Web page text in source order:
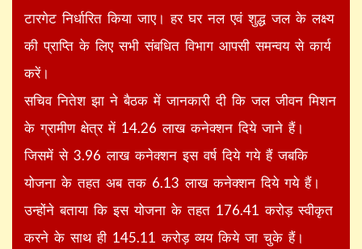
टारगेट निर्धारित किया जाए। हर घर नल एवं शुद्ध जल के लक्ष्य
की प्राप्ति के लिए सभी संबधित विभाग आपसी समन्वय से कार्य
करें।
सचिव नितेश झा ने बैठक में जानकारी दी कि जल जीवन मिशन
के ग्रामीण क्षेत्र में 14.26 लाख कनेक्शन दिये जाने हैं।
जिसमें से 3.96 लाख कनेक्शन इस वर्ष दिये गये हैं जबकि
योजना के तहत अब तक 6.13 लाख कनेक्शन दिये गये हैं।
उन्होंने बताया कि इस योजना के तहत 176.41 करोड़ स्वीकृत
करने के साथ ही 145.11 करोड़ व्यय किये जा चुके हैं।